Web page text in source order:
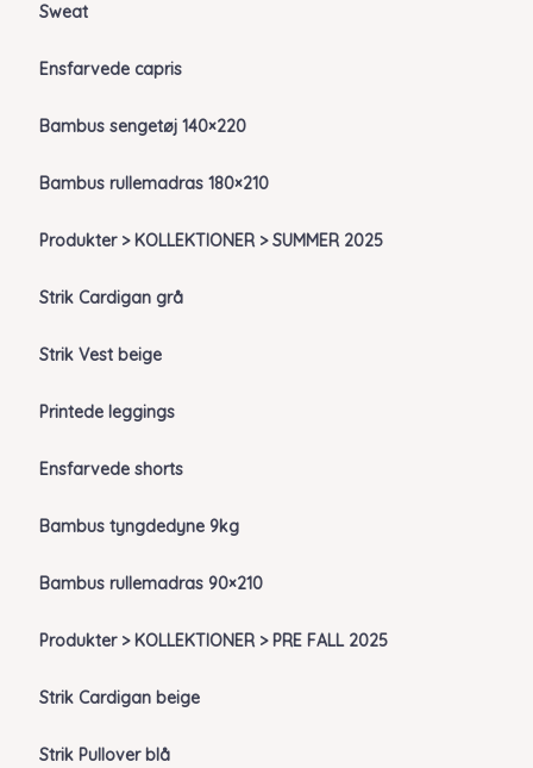
Sweat
Ensfarvede capris
Bambus sengetøj 140×220
Bambus rullemadras 180×210
Produkter > KOLLEKTIONER > SUMMER 2025
Strik Cardigan grå
Strik Vest beige
Printede leggings
Ensfarvede shorts
Bambus tyngdedyne 9kg
Bambus rullemadras 90×210
Produkter > KOLLEKTIONER > PRE FALL 2025
Strik Cardigan beige
Strik Pullover blå